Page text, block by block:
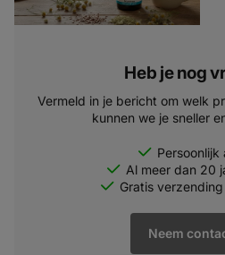
Heb je nog
Vermeld in je bericht om welk
kunnen we je sneller
Persoonlijk
Al meer dan 20
Gratis
Neem